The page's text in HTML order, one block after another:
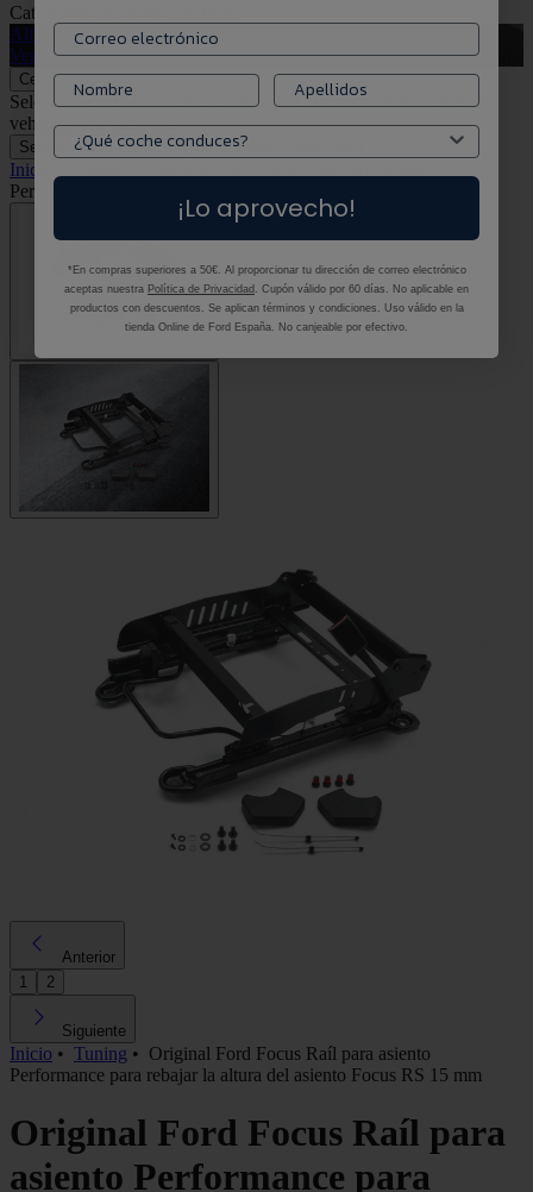
Categorías populares
Alfombrillas de goma
Ver productos
Cerrar
Selecciona tu vehículo para comprobar la compatibilidad:Ningún
vehículo seleccionado
Selecciona tu vehículo Selecciona tu vehículo
Inicio
Performance para rebajar la altura del asiento Focus RS 15 mm
Anterior
1
2
Siguiente
Inicio • Tuning • Original Ford Focus Raíl para asiento
Performance para rebajar la altura del asiento Focus RS 15 mm
Original Ford Focus Raíl para
asiento Performance para
¡Lo aprovecho!
*En compras superiores a 50€. Al proporcionar tu dirección de correo electrónico
aceptas nuestra Política de Privacidad . Cupón válido por 60 días. No aplicable en
productos con descuentos. Se aplican términos y condiciones. Uso válido en la
tienda Online de Ford España. No canjeable por efectivo.